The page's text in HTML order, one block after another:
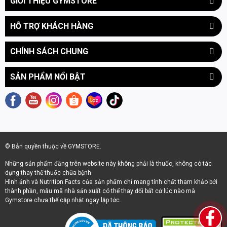
•Độ tinh khiết:Sản phẩm là L-Glutamine nguyên chất, không
chất độn, không hương liệu, không màu nhân tạo.
•Bảo chứng chất lượng:
Mỗi lô hàng đều phải trải qua quy trình
kiểm tra phòng thí nghiệm (Lab-Tested) nghiêm ngặt để đảm
bảo độ tinh khiết tuyệt đtrước khi đến tay người dùng, tuân thủ
tiêu chuẩn cGMP khắt khe của Canada.
LỢI ÍCH KHI DÙNG ALLMAX GLUTAMINE
Tập luyện cường độ cao khiến nồng độ Cortisol (hormone căng
thẳng) tăng vọt - nguyên nhân chính gây phá hủy cơ bắp.
Allmax Glutamine đóng vai trò như một "chất đệm" chống dị
hóa mạnh mẽ, giúp ức chế tác động tiêu cực của Cortisol vào
quá trình tổng hợp protein và duy trì môi trường đồng hóa lý
HỖ TRỢ KHÁCH HÀNG
CHÍNH SÁCH CHUNG
SẢN PHẨM NỔI BẬT
© Bản quyền thuộc về GYMSTORE.
Những sản phẩm đăng trên website này không phải là thuốc, không có tác
dụng thay thế thuốc chữa bệnh.
Hình ảnh và Nutrition Facts của sản phẩm chỉ mang tính chất tham khảo bởi
thành phần, mẫu mã nhà sản xuất có thể thay đổi bất cứ lúc nào mà
Gymstore chưa thể cập nhật ngay lập tức.